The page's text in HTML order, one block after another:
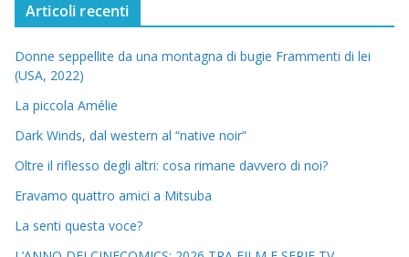
Articoli recenti
Donne seppellite da una montagna di bugie Frammenti di lei
(USA, 2022)
La piccola Amélie
Dark Winds, dal western al “native noir”
Oltre il riflesso degli altri: cosa rimane davvero di noi?
Eravamo quattro amici a Mitsuba
La senti questa voce?